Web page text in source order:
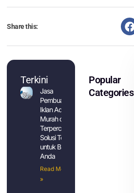
Share this:
Terkini
Jasa
Pembuatan
Iklan Ads
Murah dan
Terpercaya:
Solusi Tepat
untuk Bisnis
Anda
Read More
»
Popular
Categories